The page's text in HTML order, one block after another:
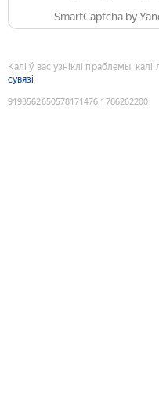
SmartCaptcha by
Калі ў вас узніклі праблемы,
сувязі
9193562650578171476:1786262200